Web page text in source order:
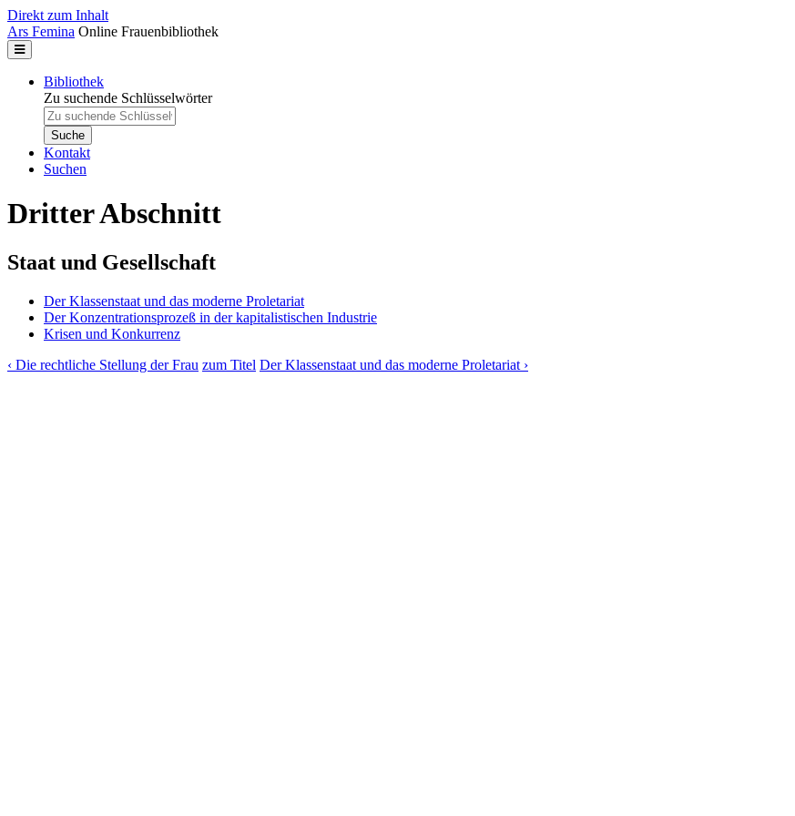
Direkt zum Inhalt
Ars Femina Online Frauenbibliothek
Bibliothek
Zu suchende Schlüsselwörter
Kontakt
Suchen
Dritter Abschnitt
Staat und Gesellschaft
Der Klassenstaat und das moderne Proletariat
Der Konzentrationsprozeß in der kapitalistischen Industrie
Krisen und Konkurrenz
‹ Die rechtliche Stellung der Frau zum Titel Der Klassenstaat und das moderne Proletariat ›